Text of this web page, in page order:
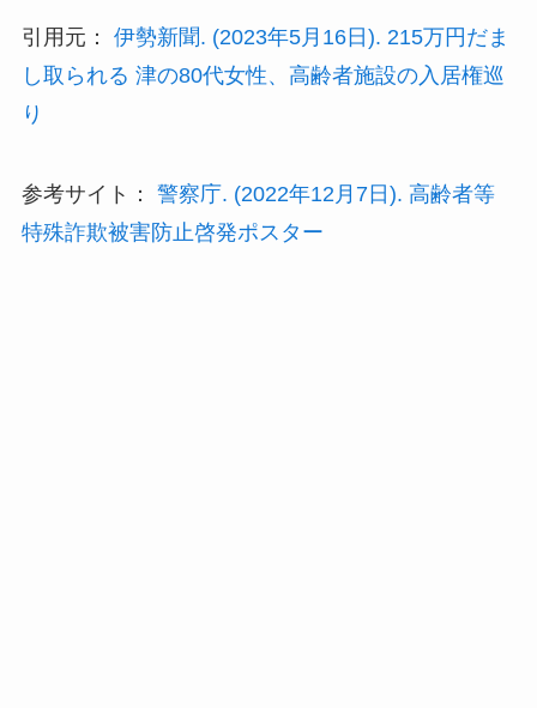
引用元： 伊勢新聞. (2023年5月16日). 215万円だま
し取られる 津の80代女性、高齢者施設の入居権巡
り
参考サイト： 警察庁. (2022年12月7日). 高齢者等
特殊詐欺被害防止啓発ポスター